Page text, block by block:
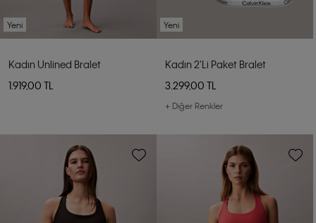
Yeni
Kadın Unlined Bralet
1.919,00 TL
Yeni
Kadın 2'li Paket Bralet
3.299,00 TL
+ Diğer Renkler